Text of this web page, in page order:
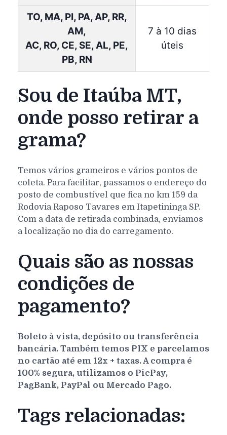
TO, MA, PI, PA, AP, RR,
AM,
AC, RO, CE, SE, AL, PE,
PB, RN
7 à 10 dias
úteis
Sou de Itaúba MT,
onde posso retirar a
grama?
Temos vários grameiros e vários pontos de
coleta. Para facilitar, passamos o endereço do
posto de combustível que fica no km 159 da
Rodovia Raposo Tavares em Itapetininga SP.
Com a data de retirada combinada, enviamos
a localização no dia do carregamento.
Quais são as nossas
condições de
pagamento?
Boleto à vista, depósito ou transferência
bancária. Também temos PIX e parcelamos
no cartão até em 12x + taxas. A compra é
100% segura, utilizamos o PicPay,
PagBank, PayPal ou Mercado Pago.
Tags relacionadas: